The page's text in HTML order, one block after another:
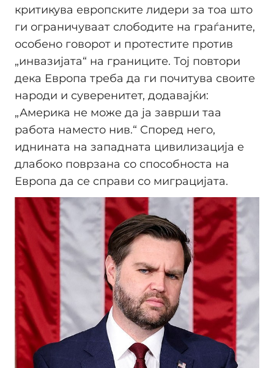
критикува европските лидери за тоа што
ги ограничуваат слободите на граѓаните,
особено говорот и протестите против
„инвазијата“ на границите. Тој повтори
дека Европа треба да ги почитува своите
народи и суверенитет, додавајќи:
„Америка не може да ја заврши таа
работа наместо нив.“ Според него,
иднината на западната цивилизација е
длабоко поврзана со способноста на
Европа да се справи со миграцијата.